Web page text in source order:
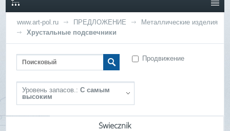
www.art-pol.ru ПРЕДЛОЖЕНИЕ
Металлические изделия
Хрустальные подсвечники
Продвижение
Уровень запасов.: С самым
высоким
Świecznik